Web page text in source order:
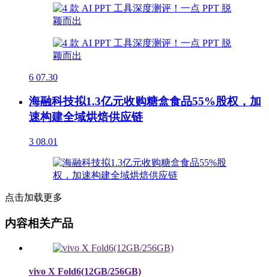
6 07.30
海融科技拟1.3亿元收购糖盒食品55%股权，加
速构建全域烘焙供应链
3 08.01
点击加载更多
内容相关产品
vivo X Fold6(12GB/256GB)